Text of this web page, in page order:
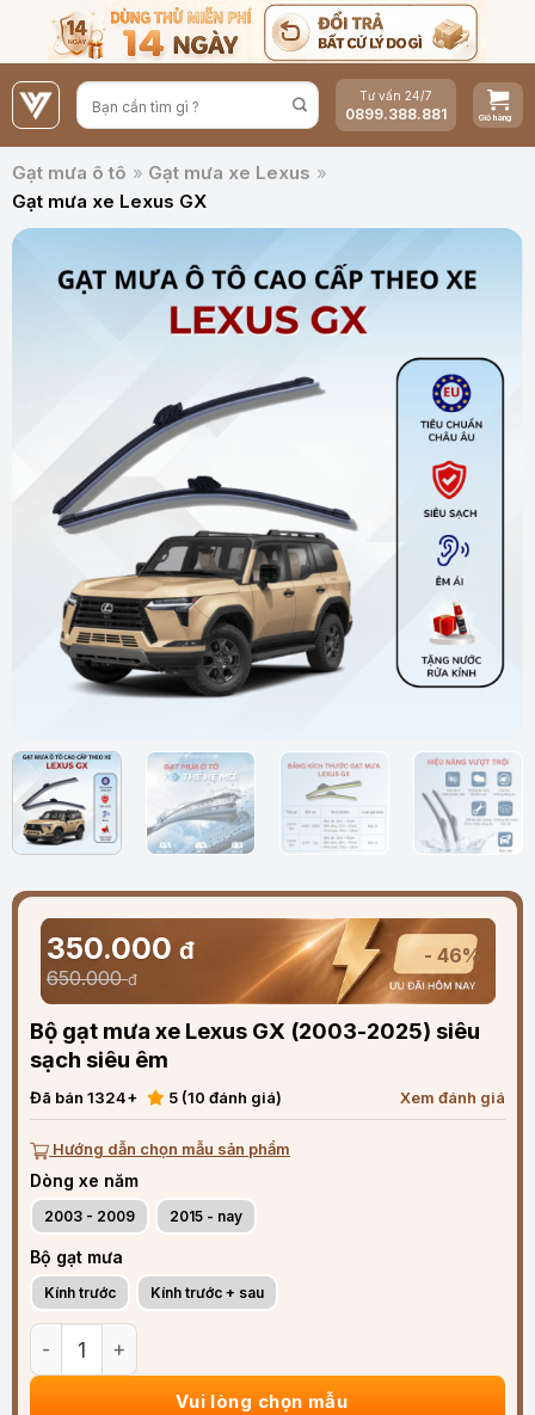
nội
dung
Tư vấn 24/7
0899.388.881
Gạt mưa ô tô » Gạt mưa xe Lexus »
Gạt mưa xe Lexus GX
350.000 đ
650.000đ
- 46%
Bộ gạt mưa xe Lexus GX (2003-2025) siêu
sạch siêu êm
Đã bán 1324+ 5 (10 đánh giá) Xem đánh giá
Hướng dẫn chọn mẫu sản phẩm
Dòng xe năm
2003 - 2009 2015 - nay
Bộ gạt mưa
Kính trước Kính trước + sau
Bộ gạt mưa xe Lexus GX (2003-2025) siêu sạch siêu êm số
Vui lòng chọn mẫu